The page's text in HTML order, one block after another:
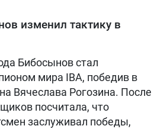
изменил тактику в
Бибосынов стал
мира IBA, победив в
Вячеслава Рогозина. После
посчитала, что
заслуживал победы,